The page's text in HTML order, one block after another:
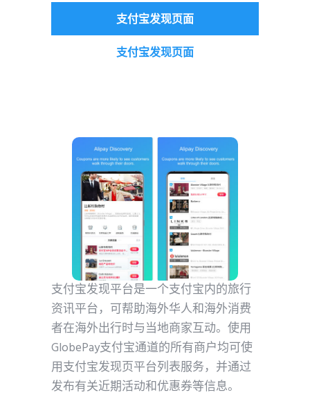
支付宝发现页面
支付宝发现页面
支付宝发现平台是一个支付宝内的旅行
资讯平台，可帮助海外华人和海外消费
者在海外出行时与当地商家互动。使用
GlobePay支付宝通道的所有商户均可使
用支付宝发现页平台列表服务，并通过
发布有关近期活动和优惠券等信息。